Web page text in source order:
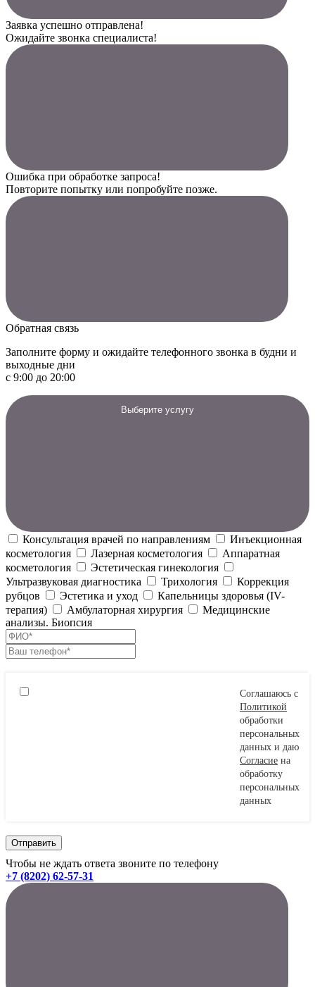
Заявка успешно отправлена!
Ожидайте звонка специалиста!
Ошибка при обработке запроса!
Повторите попытку или попробуйте позже.
Обратная связь
Заполните форму и ожидайте телефонного звонка в будни и
выходные дни
с 9:00 до 20:00
Выберите услугу
Консультация врачей по направлениям
Инъекционная
косметология
Лазерная косметология
Аппаратная
косметология
Эстетическая гинекология
Ультразвуковая диагностика
Трихология
Коррекция
рубцов
Эстетика и уход
Капельницы здоровья (IV-
терапия)
Амбулаторная хирургия
Медицинские
анализы. Биопсия
Соглашаюсь с
Политикой
обработки
персональных
данных и даю
Согласие на
обработку
персональных
данных
Чтобы не ждать ответа звоните по телефону
+7 (8202) 62-57-31